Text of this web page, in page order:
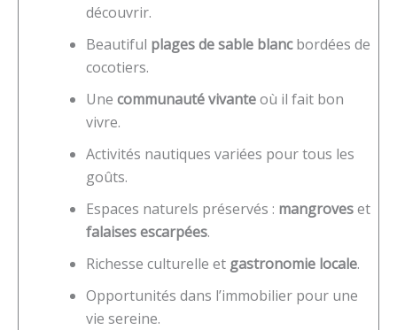
découvrir.
Beautiful plages de sable blancbordées de
cocotiers.
Une communauté vivanteoù il fait bon
vivre.
Activités nautiques variées pour tous les
goûts.
Espaces naturels préservés : mangroveset
falaises escarpées.
Richesse culturelle et gastronomie locale.
Opportunités dans l’immobilier pour une
vie sereine.